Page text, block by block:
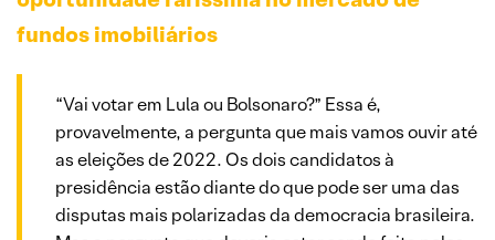
fundos imobiliários
“Vai votar em Lula ou Bolsonaro?” Essa é,
provavelmente, a pergunta que mais vamos ouvir até
as eleições de 2022. Os dois candidatos à
presidência estão diante do que pode ser uma das
disputas mais polarizadas da democracia brasileira.